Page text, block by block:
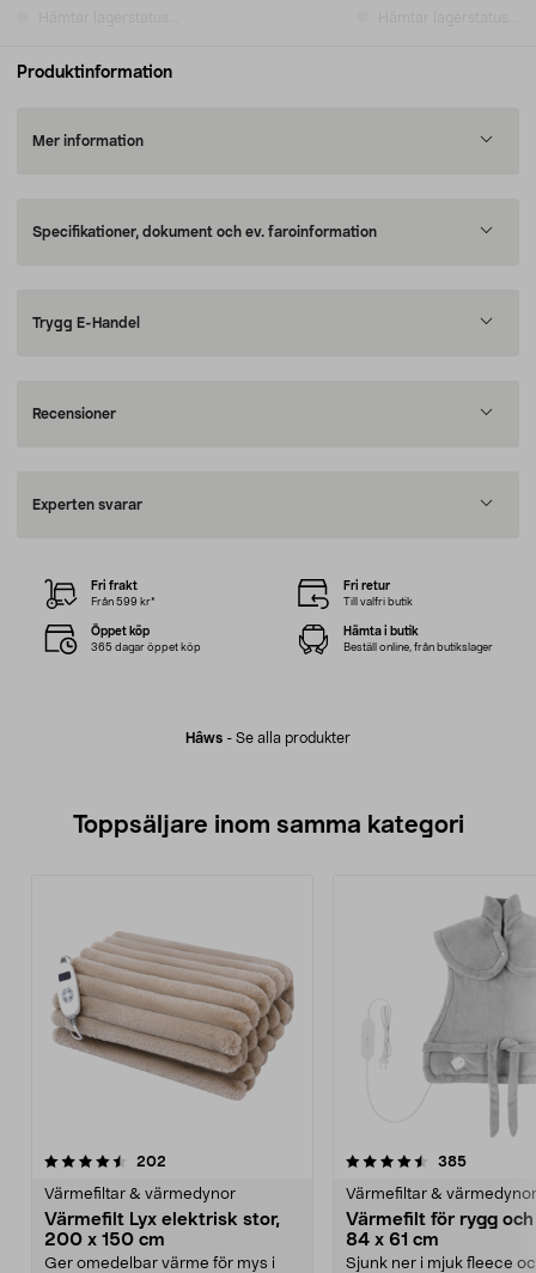
Produktinformation
Mer information
Specifikationer, dokument och ev. faroinformation
Trygg E-Handel
Recensioner
Experten svarar
Hâws - Se alla produkter
Fri frakt
Från 599 kr*
Fri retur
Till valfri butik
Öppet köp
365 dagar öppet köp
Hämta i butik
Beställ online, från butikslager
Toppsäljare inom samma kategori
202
Värmefiltar & värmedynor
Värmefilt Lyx elektrisk stor,
200 x 150 cm
Ger omedelbar värme för mys i
4.5 av 5 stjärnor 385
Värmefiltar & värmedynor
Värmefilt för rygg och
84 x 61 cm
Sjunk ner i mjuk fleece
4.5 av 5 stjärnor